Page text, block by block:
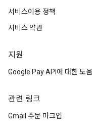
서비스이용 정책
서비스 약관
지원
Google Pay API에 대한 도
관련 링크
Gmail 주문 마크업